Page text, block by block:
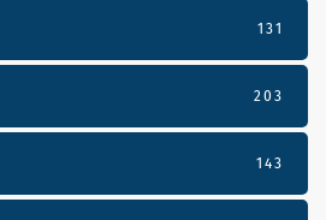
131
203
143